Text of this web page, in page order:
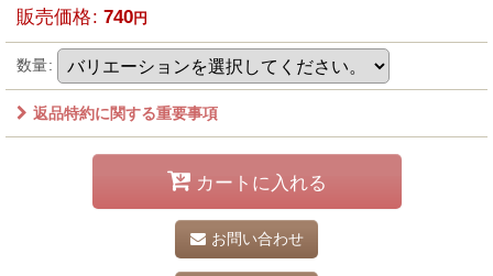
販売価格: 740円
数量:
返品特約に関する重要事項
カートに入れる
お問い合わせ